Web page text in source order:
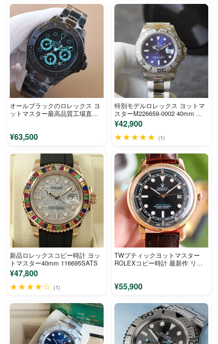
オールブラックのロレックス ヨ
ットマスター最高品質工場直売
¥63,500
特別モデルロレックス ヨットマ
スターM226659-0002 40mm 新
品ホワイトヨット
¥42,900
★★★★★ (1)
新品ロレックスコピー時計 ヨッ
トマスター40mm 116695SATS
¥47,800
★★★★☆ (1)
TWブティックヨットマスター
ROLEXコピー時計 最新作 リア
¥55,900